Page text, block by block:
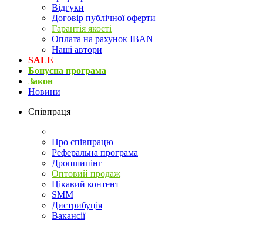
Відгуки
Договір публічної оферти
Гарантія якості
Оплата на рахунок IBAN
Наші автори
SALE
Бонусна програма
Закон
Новини
Співпраця
Про співпрацю
Реферальна програма
Дропшипінг
Оптовий продаж
Цікавий контент
SMM
Дистрибуція
Вакансії